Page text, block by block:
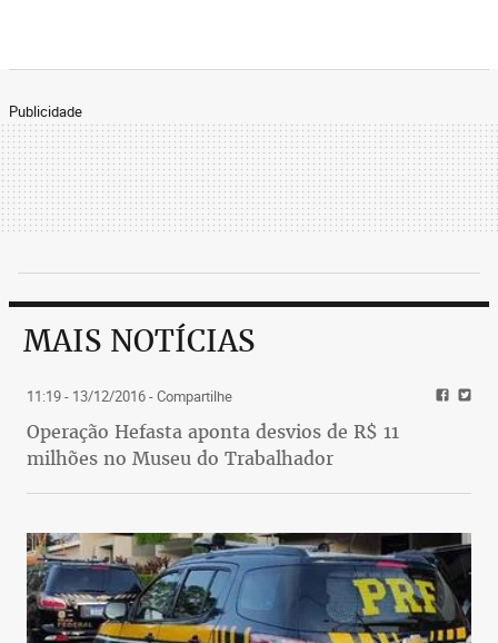
Publicidade
MAIS NOTÍCIAS
11:19 - 13/12/2016- Compartilhe
Operação Hefasta aponta desvios de R$ 11
milhões no Museu do Trabalhador